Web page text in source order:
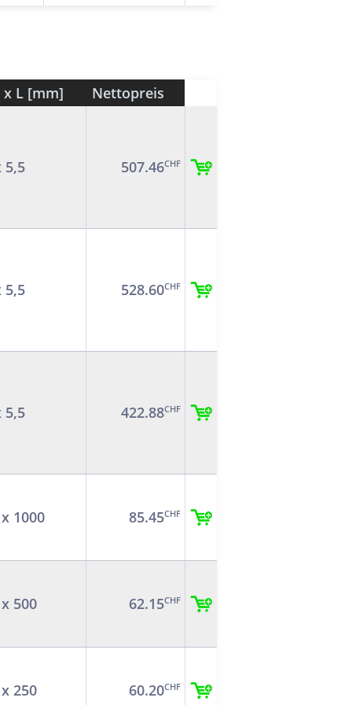
x L [mm] Nettopreis
5,5 507.46CHF
5,5 528.60CHF
5,5 422.88CHF
1000 85.45CHF
500 62.15CHF
250 60.20CHF